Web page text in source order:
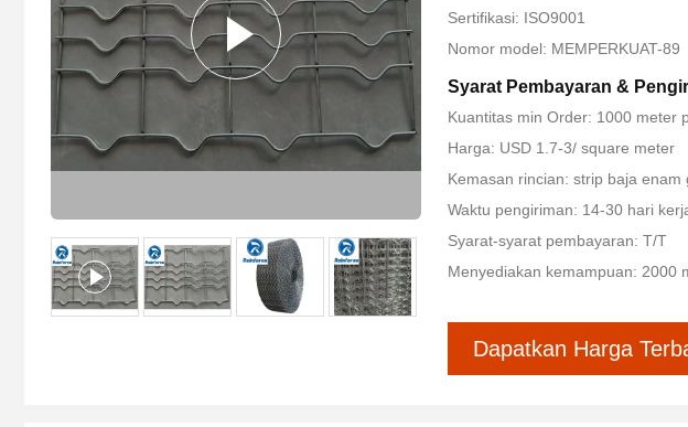
Sertifikasi: ISO9001
Nomor model: MEMPERKUAT-89
Syarat Pembayaran &
Kuantitas min Order: 1000 meter
Harga: USD 1.7-3/ square meter
Kemasan rincian: strip baja
Waktu pengiriman: 14-30 hari
Syarat-syarat pembayaran: T/T
Menyediakan kemampuan: 2000
Dapatkan Harga